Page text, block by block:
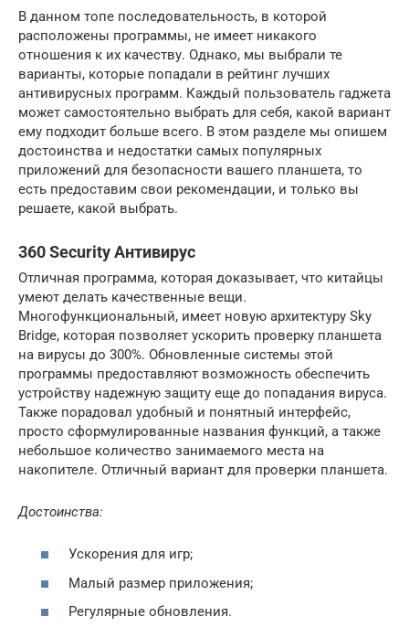
В данном топе последовательность, в которой
расположены программы, не имеет никакого
отношения к их качеству. Однако, мы выбрали те
варианты, которые попадали в рейтинг лучших
антивирусных программ. Каждый пользователь гаджета
может самостоятельно выбрать для себя, какой вариант
ему подходит больше всего. В этом разделе мы опишем
достоинства и недостатки самых популярных
приложений для безопасности вашего планшета, то
есть предоставим свои рекомендации, и только вы
решаете, какой выбрать.
360 Security Aнтивирус
Отличная программа, которая доказывает, что китайцы
умеют делать качественные вещи.
Многофункциональный, имеет новую архитектуру Sky
Bridge, которая позволяет ускорить проверку планшета
на вирусы до 300%. Обновленные системы этой
программы предоставляют возможность обеспечить
устройству надежную защиту еще до попадания вируса.
Также порадовал удобный и понятный интерфейс,
просто сформулированные названия функций, а также
небольшое количество занимаемого места на
накопителе. Отличный вариант для проверки планшета.
Достоинства:
Ускорения для игр;
Малый размер приложения;
Регулярные обновления.